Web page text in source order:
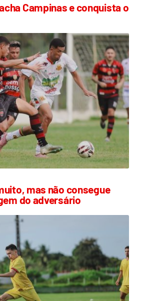
Campinas e conquista o
mas não consegue
do adversário